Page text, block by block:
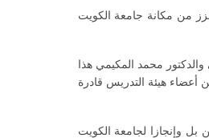
من مكانة جامعة الكويت
محمد المكيمي هذا
أعضاء هيئة التدريس قادرة
بل وإنجازا لجامعة الكويت